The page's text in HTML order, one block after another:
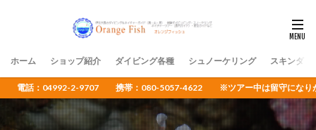
ホーム ショップ紹介 ダイビング各種 シュノーケリング スキンダイ
電話：04992-2-9707 携帯：080-5057-4622 ※ツアー中は留守になりがち